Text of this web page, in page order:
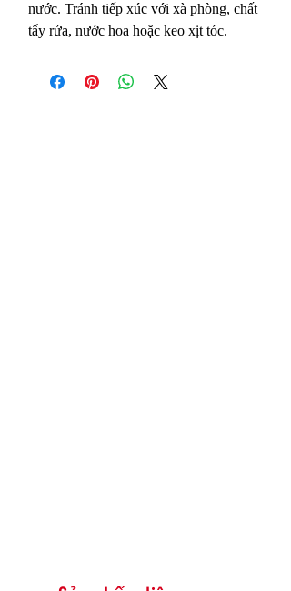
nước. Tránh tiếp xúc với xà phòng, chất
tẩy rửa, nước hoa hoặc keo xịt tóc.